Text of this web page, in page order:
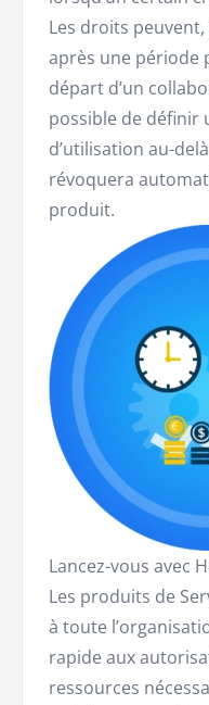
Les droits
après une période
départ d’un
possible de définir
d’utilisation au-
révoquera
produit.
Lancez-vous avec
Les produits de
à toute
rapide aux
ressources